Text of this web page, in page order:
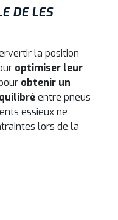
DE LES
la position
optimiser leur
obtenir un
entre pneus
essieux ne
lors de la